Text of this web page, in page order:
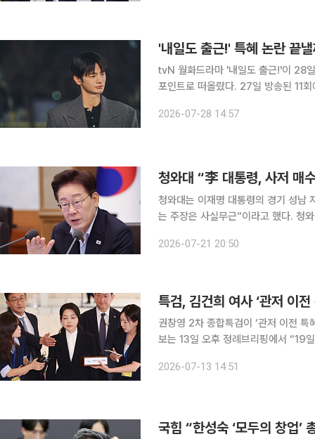
'내일도 출근!' 특혜 논란 끝
tvN 월화드라마 '내일도 출근!'이 28
포인트로 떠올랐다. 27일 방송된 11회에서는 강시우(서인국 분)와 차지윤(박지현 분)이 사내 연애를
회사에서 '강시우의 여자친구'라는 시
2026-07-28 14:57
청와대 “李 대통령, 사저 매
청와대는 이재명 대통령의 경기 성남
는 주장은 사실무근”이라고 했다. 청와대 대변인실은 21일 언론 공지를 통해 “매수인의 사정을 배려
밝혔다. 이어 “근저당 설정은 10
2026-07-21 20:50
특검, 김건희 여사 ‘관저 이
권창영 2차 종합특검이 ‘관저 이전 특혜 의
보는 13일 오후 정례브리핑에서 “19
2026-07-13 14:51
국힘 “한성숙 ‘모두의 창업’